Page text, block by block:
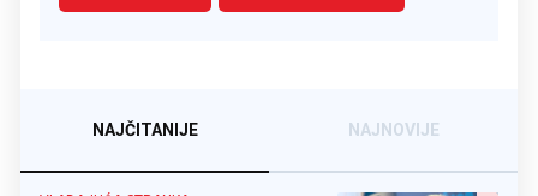
NAJČITANIJE NAJNOVIJE